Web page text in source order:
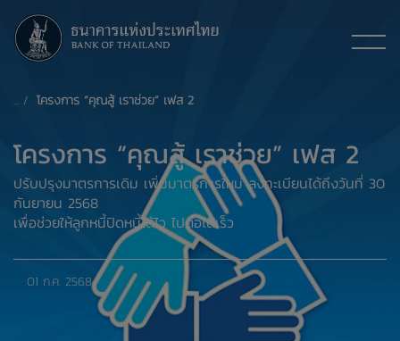
โครงการ “คุณสู้ เราช่วย” เฟส 2
โครงการ “คุณสู้ เราช่วย” เฟส 2
ปรับปรุงมาตรการเดิม เพิ่มมาตรการใหม่ ลงทะเบียนได้ถึงวันที่ 30
กันยายน 2568
เพื่อช่วยให้ลูกหนี้ปิดหนี้ได้ไว ไปต่อได้เร็ว
01 ก.ค. 2568